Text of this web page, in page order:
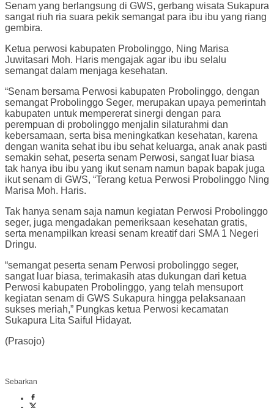
Senam yang berlangsung di GWS, gerbang wisata Sukapura
sangat riuh ria suara pekik semangat para ibu ibu yang riang
gembira.
Ketua perwosi kabupaten Probolinggo, Ning Marisa
Juwitasari Moh. Haris mengajak agar ibu ibu selalu
semangat dalam menjaga kesehatan.
“Senam bersama Perwosi kabupaten Probolinggo, dengan
semangat Probolinggo Seger, merupakan upaya pemerintah
kabupaten untuk mempererat sinergi dengan para
perempuan di probolinggo menjalin silaturahmi dan
kebersamaan, serta bisa meningkatkan kesehatan, karena
dengan wanita sehat ibu ibu sehat keluarga, anak anak pasti
semakin sehat, peserta senam Perwosi, sangat luar biasa
tak hanya ibu ibu yang ikut senam namun bapak bapak juga
ikut senam di GWS, “Terang ketua Perwosi Probolinggo Ning
Marisa Moh. Haris.
Tak hanya senam saja namun kegiatan Perwosi Probolinggo
seger, juga mengadakan pemeriksaan kesehatan gratis,
serta menampilkan kreasi senam kreatif dari SMA 1 Negeri
Dringu.
“semangat peserta senam Perwosi probolinggo seger,
sangat luar biasa, terimakasih atas dukungan dari ketua
Perwosi kabupaten Probolinggo, yang telah mensuport
kegiatan senam di GWS Sukapura hingga pelaksanaan
sukses meriah,” Pungkas ketua Perwosi kecamatan
Sukapura Lita Saiful Hidayat.
(Prasojo)
Sebarkan